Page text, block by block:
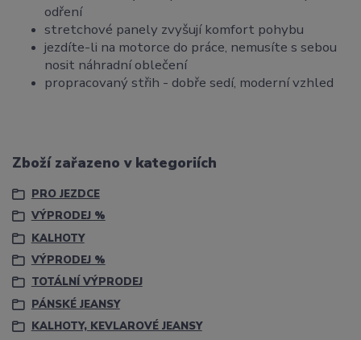
odření
stretchové panely zvyšují komfort pohybu
jezdíte-li na motorce do práce, nemusíte s sebou
nosit náhradní oblečení
propracovaný střih - dobře sedí, moderní vzhled
Zboží zařazeno v kategoriích
PRO JEZDCE
VÝPRODEJ %
KALHOTY
VÝPRODEJ %
TOTÁLNÍ VÝPRODEJ
PÁNSKÉ JEANSY
KALHOTY, KEVLAROVÉ JEANSY